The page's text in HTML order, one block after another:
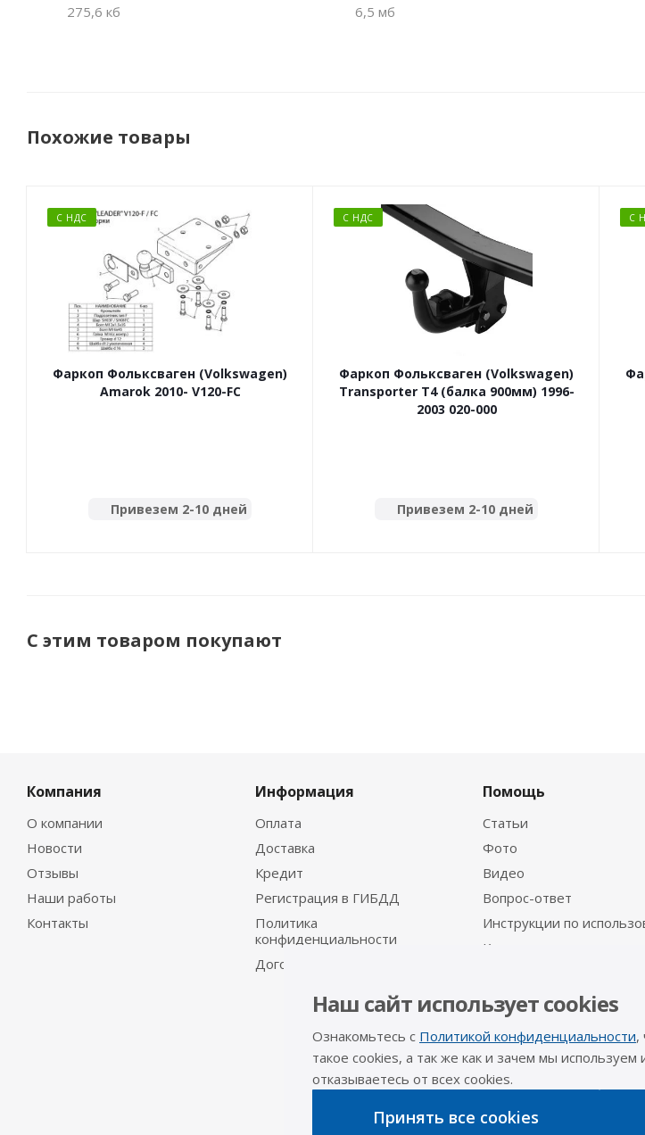
275,6 кб
6,5 мб
Похожие товары
С НДС
Фаркоп Фольксваген (Volkswagen)
Amarok 2010- V120-FC
Привезем 2-10 дней
С НДС
Фаркоп Фольксваген (Volkswagen)
Transporter T4 (балка 900мм) 1996-
2003 020-000
Привезем 2-10 дней
С
С этим товаром покупают
Компания
О компании
Новости
Отзывы
Наши работы
Контакты
Информация
Оплата
Доставка
Кредит
Регистрация в ГИБДД
Политика
конфиденциальности
Договор-оферта
Помощь
Статьи
Фото
Видео
Вопрос-ответ
Инструкции по
Каталог производителя
Наш сайт использует cookies
Ознакомьтесь с Политикой конфиденциальности,
такое cookies, а так же как и зачем мы
отказываетесь от всех cookies.
Принять все cookies